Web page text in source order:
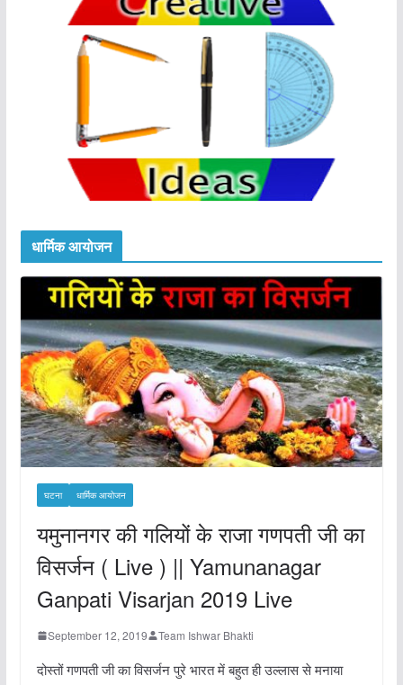
धार्मिक आयोजन
घटना धार्मिक आयोजन
यमुनानगर की गलियों के राजा गणपती जी का
विसर्जन ( Live ) || Yamunanagar
Ganpati Visarjan 2019 Live
September 12, 2019 Team Ishwar Bhakti
दोस्तों गणपती जी का विसर्जन पुरे भारत में बहुत ही उल्लास से मनाया